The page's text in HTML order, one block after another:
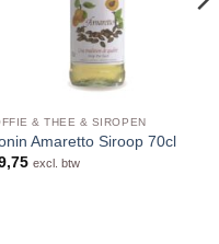
& THEE & SIROPEN
Amaretto Siroop 70cl
excl. btw